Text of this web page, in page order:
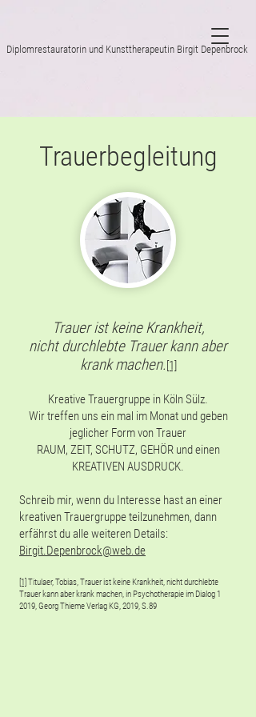
Diplomrestauratorin und Kunsttherapeutin Birgit Depenbrock
Trauerbegleitung
Trauer ist keine Krankheit,
nicht durchlebte Trauer kann aber
krank machen. [1]
Kreative Trauergruppe in Köln Sülz.
Wir treffen uns ein mal im Monat und geben
jeglicher Form von Trauer
RAUM, ZEIT, SCHUTZ, GEHÖR und einen
KREATIVEN AUSDRUCK.
Schreib mir, wenn du Interesse hast an einer
kreativen Trauergruppe teilzunehmen, dann
erfährst du alle weiteren Details:
Birgit.Depenbrock@web.de
[1] Titulaer, Tobias, Trauer ist keine Krankheit, nicht durchlebte
Trauer kann aber krank machen, in Psychotherapie im Dialog 1
2019, Georg Thieme Verlag KG, 2019, S.89